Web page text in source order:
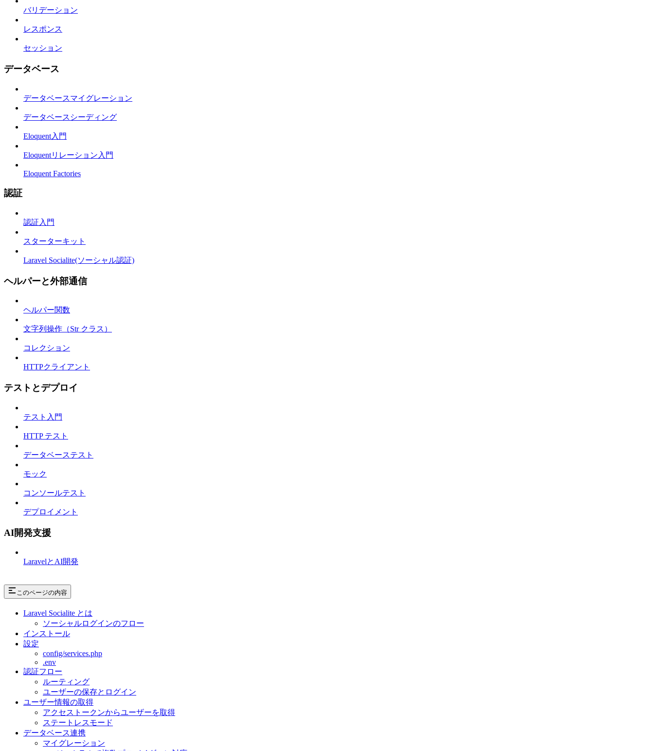
バリデーション
レスポンス
セッション
データベース
データベースマイグレーション
データベースシーディング
Eloquent入門
Eloquentリレーション入門
Eloquent Factories
認証
認証入門
スターターキット
Laravel Socialite(ソーシャル認証)
ヘルパーと外部通信
ヘルパー関数
文字列操作（Str クラス）
コレクション
HTTPクライアント
テストとデプロイ
テスト入門
HTTP テスト
データベーステスト
モック
コンソールテスト
デプロイメント
AI開発支援
LaravelとAI開発
このページの内容
Laravel Socialite とは
ソーシャルログインのフロー
インストール
設定
config/services.php
.env
認証フロー
ルーティング
ユーザーの保存とログイン
ユーザー情報の取得
アクセストークンからユーザーを取得
ステートレスモード
データベース連携
マイグレーション